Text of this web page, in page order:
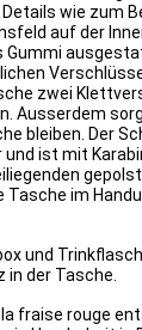
wie zum
auf der
Gummi
zwei
Ausserdem
bleiben. Der
ist mit
Tasche im
und
in der Tasche.
la fraise rouge